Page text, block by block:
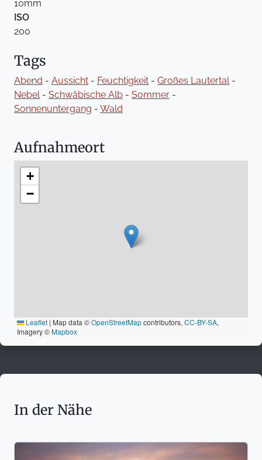
10mm
ISO
200
Tags
Abend - Aussicht - Feuchtigkeit - Großes Lautertal-
Nebel- Schwäbische Alb - Sommer -
Sonnenuntergang - Wald
Aufnahmeort
+
−
Leaflet | Map data ©OpenStreetMapcontributors, CC-BY-SA,
Imagery ©Mapbox
In der Nähe